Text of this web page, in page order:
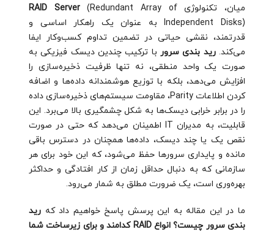
میان، تکنولوژی
RAID Server(Redundant Array of
Independent Disks) به عنوان یک راهکار اساسی و
قدرتمند، نقشی حیاتی در تضمین تداوم کسب‌وکار ایفا
می‌کند.رید بندی سرور با ترکیب چندین دیسک فیزیکی به
صورت یک واحد منطقی، نه تنها ظرفیت ذخیره‌سازی را
افزایش می‌دهد، بلکه با توزیع هوشمندانه داده‌ها و اضافه
کردن اطلاعات Parity، مقاومت سیستم‌های ذخیره‌سازی داده
را در برابر خرابی دیسک‌ها به شکل چشمگیری بالا می‌برد. این
قابلیت، به مدیران IT اطمینان می‌دهد که حتی در صورت
نقص یک یا چند دیسک، داده‌ها همچنان در دسترس باقی
مانده و پایداری سرورها حفظ می‌شود، که این خود برای هر
سازمانی که به دنبال حداقل زمان از کار افتادگی و حداکثر
بهره‌وری است، یک ضرورت مطلق به شمار می‌رود.
ما در این مقاله به این پرسش پاسخ خواهیم داد که رید
بندی سرور چیست؟ انواع RAID کدامند و برای زیرساخت شما